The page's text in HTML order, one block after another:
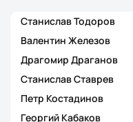
Станислав Тодоров
Валентин Железов
Драгомир Драганов
Станислав Ставрев
Петр Костадинов
Георгий Кабаков